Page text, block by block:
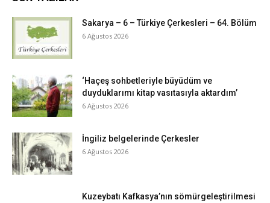
Sakarya – 6 – Türkiye Çerkesleri – 64. Bölüm
6 Ağustos 2026
‘Haçeş sohbetleriyle büyüdüm ve
duyduklarımı kitap vasıtasıyla aktardım’
6 Ağustos 2026
İngiliz belgelerinde Çerkesler
6 Ağustos 2026
Kuzeybatı Kafkasya’nın sömürgeleştirilmesi